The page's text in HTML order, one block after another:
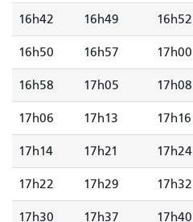
16h42 16h49 16h52
16h50 16h57 17h00
16h58 17h05 17h08
17h06 17h13 17h16
17h14 17h21 17h24
17h22 17h29 17h32
17h30 17h37 17h40